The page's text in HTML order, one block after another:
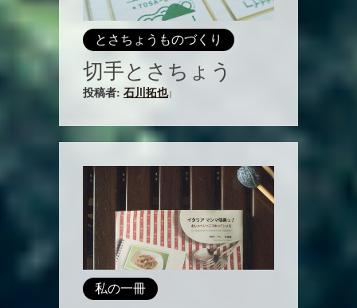
とさちょうものづくり
切手とさちょう
投稿者: 石川拓也|
私の一冊